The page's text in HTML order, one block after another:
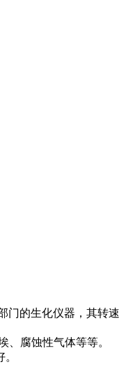
的生化仪器，其转
腐蚀性气体等等。